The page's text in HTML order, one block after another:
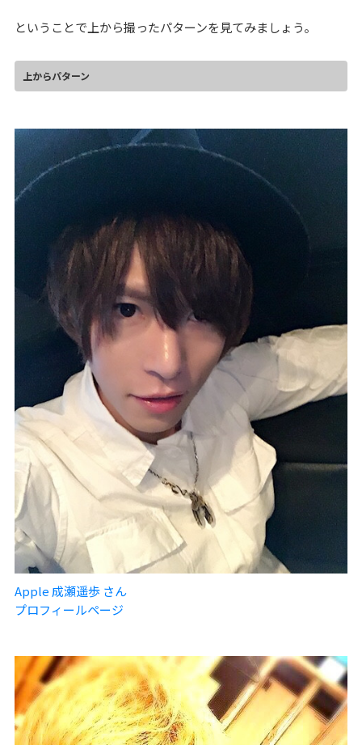
ということで上から撮ったパターンを見てみましょう。
上からパターン
Apple 成瀬遥歩 さん
プロフィールページ